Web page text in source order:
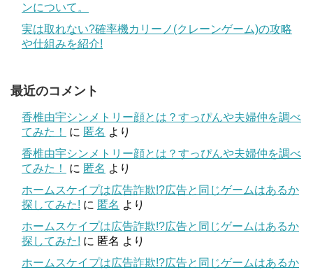
ンについて。
実は取れない?確率機カリーノ(クレーンゲーム)の攻略
や仕組みを紹介!
最近のコメント
香椎由宇シンメトリー顔とは？すっぴんや夫婦仲を調べ
てみた！
に 匿名 より
香椎由宇シンメトリー顔とは？すっぴんや夫婦仲を調べ
てみた！
に 匿名 より
ホームスケイプは広告詐欺!?広告と同じゲームはあるか
探してみた! に 匿名 より
ホームスケイプは広告詐欺!?広告と同じゲームはあるか
探してみた! に 匿名 より
ホームスケイプは広告詐欺!?広告と同じゲームはあるか